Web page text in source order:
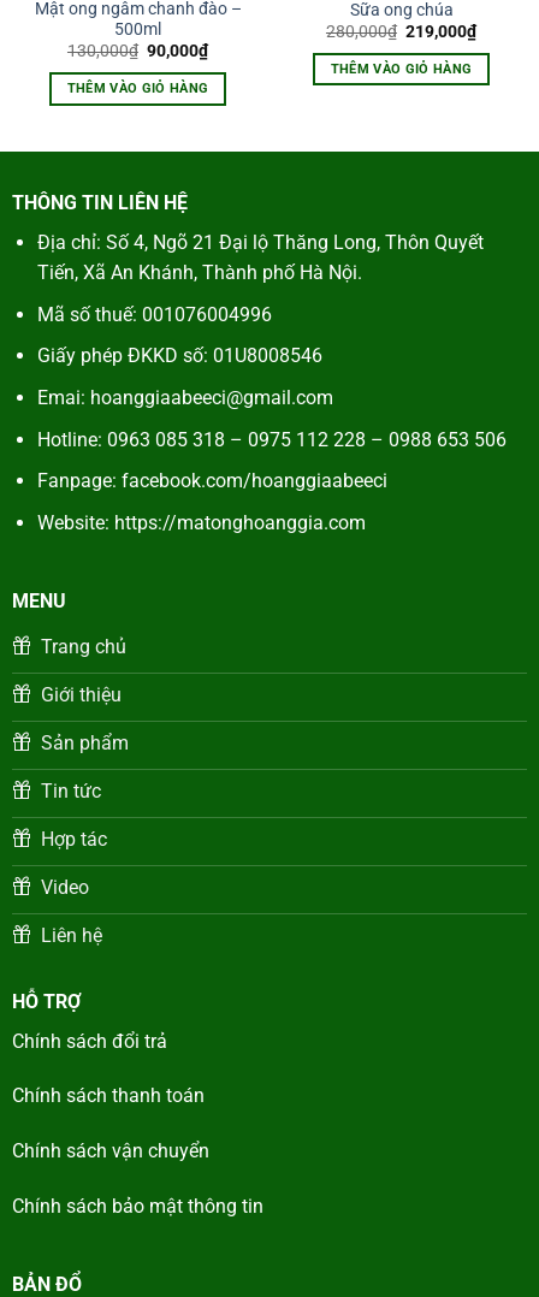
Mật ong ngâm chanh đào –
500ml
130,000₫ Giá
gốc
là:
130,000₫.
90,000₫Giá
hiện
tại
90,000₫.
THÊM VÀO GIỎ HÀNG
Sữa ong chúa
280,000₫ Giá
là:
280,000₫.
219,000₫Giá
hiện
tại
THÊM VÀO GIỎ HÀNG
THÔNG TIN LIÊN HỆ
Địa chỉ: Số 4, Ngõ 21 Đại lộ Thăng Long, Thôn Quyết
Tiến, Xã An Khánh, Thành phố Hà Nội.
Mã số thuế: 001076004996
Giấy phép ĐKKD số: 01U8008546
Emai: hoanggiaabeeci@gmail.com
Hotline: 0963 085 318 – 0975 112 228 – 0988 653 506
Fanpage: facebook.com/hoanggiaabeeci
Website: https://matonghoanggia.com
MENU
Trang chủ
Giới thiệu
Sản phẩm
Tin tức
Hợp tác
Video
Liên hệ
HỖ TRỢ
Chính sách đổi trả
Chính sách thanh toán
Chính sách vận chuyển
Chính sách bảo mật thông tin
BẢN ĐỔ